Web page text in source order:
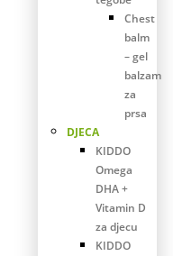
Chest
balm
– gel
balzam
za
prsa
DJECA
KIDDO
Omega
DHA +
Vitamin D
za djecu
KIDDO